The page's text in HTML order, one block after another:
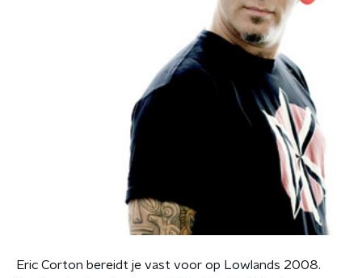
Eric Corton bereidt je vast voor op Lowlands 2008.